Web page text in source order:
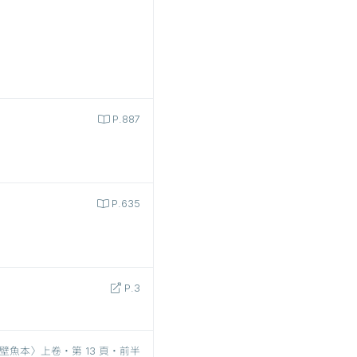
P.887
P.635
P.3
壁魚本〉上卷‧第 13 頁‧前半